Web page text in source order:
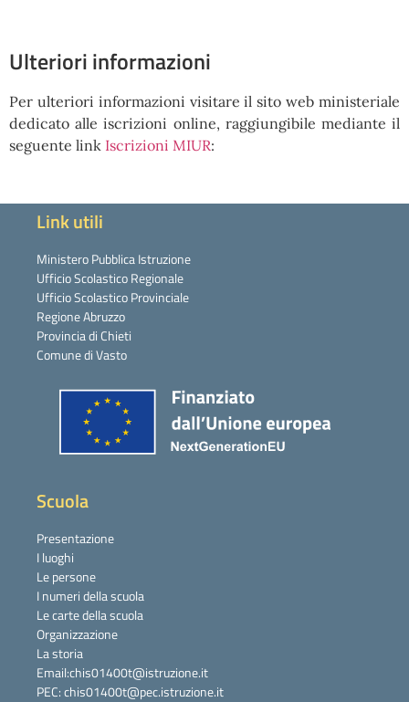
Ulteriori informazioni
Per ulteriori informazioni visitare il sito web ministeriale
dedicato alle iscrizioni online, raggiungibile mediante il
seguente link Iscrizioni MIUR:
Link utili
Ministero Pubblica Istruzione
Ufficio Scolastico Regionale
Ufficio Scolastico Provinciale
Regione Abruzzo
Provincia di Chieti
Comune di Vasto
Scuola
Presentazione
I luoghi
Le persone
I numeri della scuola
Le carte della scuola
Organizzazione
La storia
Email:chis01400t@istruzione.it
PEC: chis01400t@pec.istruzione.it